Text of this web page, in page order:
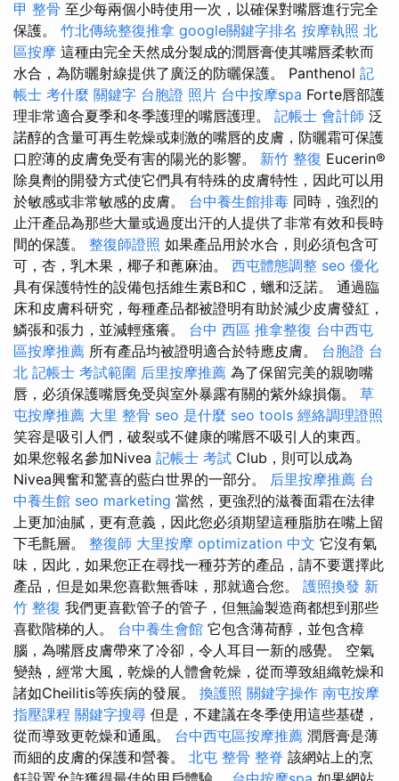
甲 整骨 至少每兩個小時使用一次，以確保對嘴唇進行完全
保護。 竹北傳統整復推拿 google關鍵字排名 按摩執照 北
區按摩 這種由完全天然成分製成的潤唇膏使其嘴唇柔軟而
水合，為防曬射線提供了廣泛的防曬保護。 Panthenol 記
帳士 考什麼 關鍵字 台胞證 照片 台中按摩spa Forte唇部護
理非常適合夏季和冬季護理的嘴唇護理。 記帳士 會計師 泛
諾醇的含量可再生乾燥或刺激的嘴唇的皮膚，防曬霜可保護
口腔薄的皮膚免受有害的陽光的影響。 新竹 整復 Eucerin®
除臭劑的開發方式使它們具有特殊的皮膚特性，因此可以用
於敏感或非常敏感的皮膚。 台中養生館排毒 同時，強烈的
止汗產品為那些大量或過度出汗的人提供了非常有效和長時
間的保護。 整復師證照 如果產品用於水合，則必須包含可
可，杏，乳木果，椰子和蓖麻油。 西屯體態調整 seo 優化
具有保護特性的設備包括維生素B和C，蠟和泛諾。 通過臨
床和皮膚科研究，每種產品都被證明有助於減少皮膚發紅，
鱗張和張力，並減輕瘙癢。 台中 西區 推拿整復 台中西屯
區按摩推薦 所有產品均被證明適合於特應皮膚。 台胞證 台
北 記帳士 考試範圍 后里按摩推薦 為了保留完美的親吻嘴
唇，必須保護嘴唇免受與室外暴露有關的紫外線損傷。 草
屯按摩推薦 大里 整骨 seo 是什麼 seo tools 經絡調理證照
笑容是吸引人們，破裂或不健康的嘴唇不吸引人的東西。
如果您報名參加Nivea 記帳士 考試 Club，則可以成為
Nivea興奮和驚喜的藍白世界的一部分。 后里按摩推薦 台
中養生館 seo marketing 當然，更強烈的滋養面霜在法律
上更加油膩，更有意義，因此您必須期望這種脂肪在嘴上留
下毛氈層。 整復師 大里按摩 optimization 中文 它沒有氣
味，因此，如果您正在尋找一種芬芳的產品，請不要選擇此
產品，但是如果您喜歡無香味，那就適合您。 護照換發 新
竹 整復 我們更喜歡管子的管子，但無論製造商都想到那些
喜歡階梯的人。 台中養生會館 它包含薄荷醇，並包含樟
腦，為嘴唇皮膚帶來了冷卻，令人耳目一新的感覺。 空氣
變熱，經常大風，乾燥的人體會乾燥，從而導致組織乾燥和
諸如Cheilitis等疾病的發展。 換護照 關鍵字操作 南屯按摩
指壓課程 關鍵字搜尋 但是，不建議在冬季使用這些基礎，
從而導致更乾燥和通風。 台中西屯區按摩推薦 潤唇膏是薄
而細的皮膚的保護和營養。 北屯 整骨 整脊 該網站上的烹